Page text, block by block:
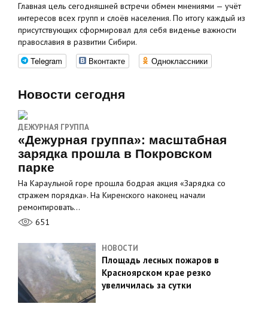
Главная цель сегодняшней встречи обмен мнениями — учёт
интересов всех групп и слоёв населения. По итогу каждый из
присутствующих сформировал для себя виденье важности
православия в развитии Сибири.
Telegram Вконтакте Одноклассники
Новости сегодня
ДЕЖУРНАЯ ГРУППА
«Дежурная группа»: масштабная
зарядка прошла в Покровском
парке
На Караульной горе прошла бодрая акция «Зарядка со
стражем порядка». На Киренского наконец начали
ремонтировать…
651
НОВОСТИ
Площадь лесных пожаров в
Красноярском крае резко
увеличилась за сутки